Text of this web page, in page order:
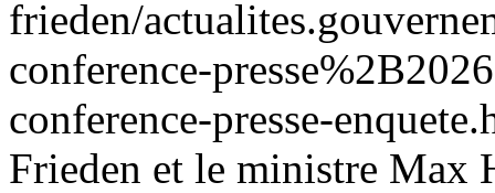
frieden/
conference-
conference-presse-
Frieden et le ministre Max